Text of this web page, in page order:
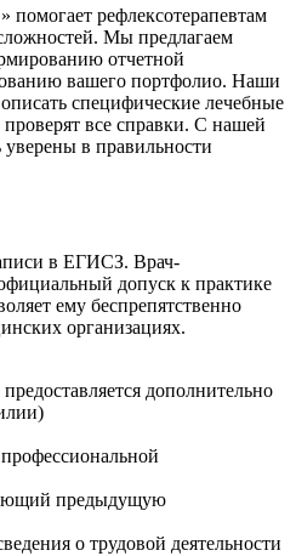
рефлексотерапевтам
Мы предлагаем
отчетной
вашего портфолио. Наши
специфические лечебные
все справки. С нашей
в правильности
в ЕГИСЗ. Врач-
допуск к практике
ему беспрепятственно
организациях.
дополнительно
предыдущую
о трудовой деятельности